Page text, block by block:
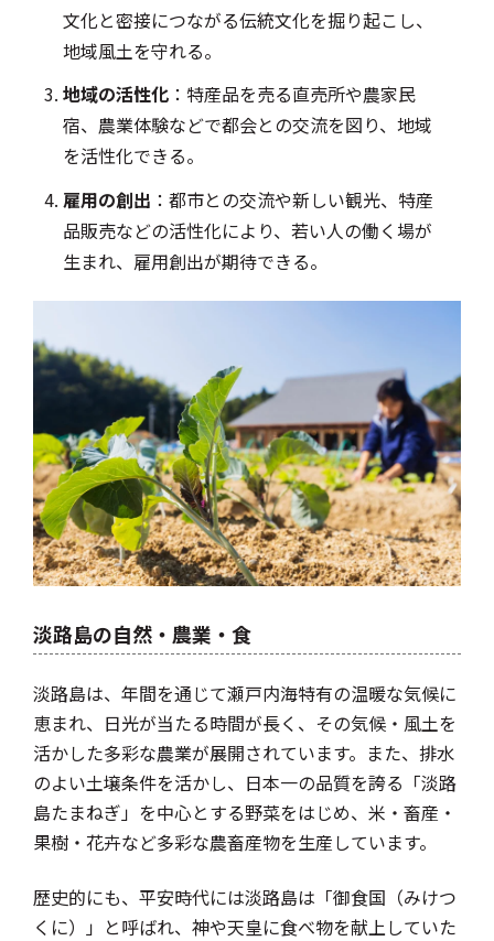
文化と密接につながる伝統文化を掘り起こし、
地域風土を守れる。
地域の活性化 ：特産品を売る直売所や農家民
宿、農業体験などで都会との交流を図り、地域
を活性化できる。
雇用の創出 ：都市との交流や新しい観光、特産
品販売などの活性化により、若い人の働く場が
生まれ、雇用創出が期待できる。
淡路島の自然・農業・食
淡路島は、年間を通じて瀬戸内海特有の温暖な気候に
恵まれ、日光が当たる時間が長く、その気候・風土を
活かした多彩な農業が展開されています。また、排水
のよい土壌条件を活かし、日本一の品質を誇る「淡路
島たまねぎ」を中心とする野菜をはじめ、米・畜産・
果樹・花卉など多彩な農畜産物を生産しています。
歴史的にも、平安時代には淡路島は「御食国（みけつ
くに）」と呼ばれ、神や天皇に食べ物を献上していた